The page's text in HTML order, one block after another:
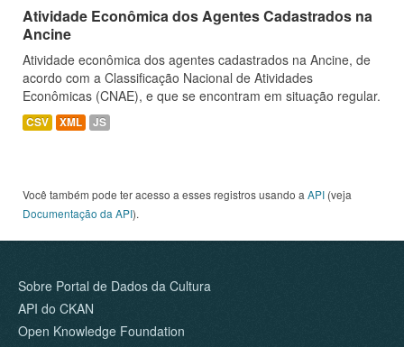
Atividade Econômica dos Agentes Cadastrados na
Ancine
Atividade econômica dos agentes cadastrados na Ancine, de
acordo com a Classificação Nacional de Atividades
Econômicas (CNAE), e que se encontram em situação regular.
CSV XML JS
Você também pode ter acesso a esses registros usando a API (veja
Documentação da API).
Sobre Portal de Dados da Cultura
API do CKAN
Open Knowledge Foundation